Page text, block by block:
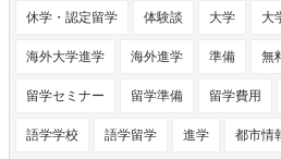
休学・認定留学 体験談 大学 大
海外大学進学 海外進学 準備 無
留学セミナー 留学準備 留学費用
語学学校 語学留学 進学 都市情